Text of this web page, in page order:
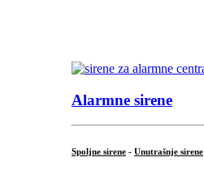
Alarmne sirene
Spoljne sirene - Unutrašnje sirene